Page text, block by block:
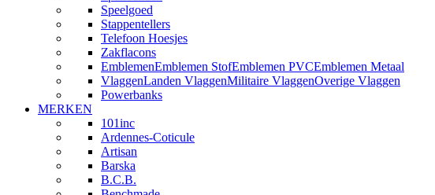
Speelgoed
Stappentellers
Telefoon Hoesjes
Zakflacons
EmblemenEmblemen StofEmblemen PVCEmblemen Metaal
VlaggenLanden VlaggenMilitaire VlaggenOverige Vlaggen
Powerbanks
MERKEN
101inc
Ardennes-Coticule
Artisan
Barska
B.C.B.